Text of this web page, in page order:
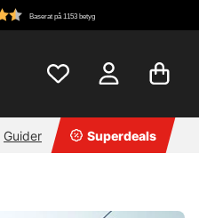
Baserat på 1153 betyg
Guider Superdeals